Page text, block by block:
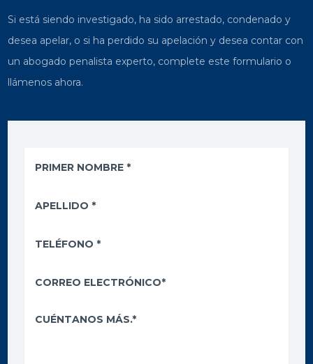
Si está siendo investigado, ha sido arrestado, condenado y
desea apelar, o si ha perdido su apelación y desea contar con
un abogado penalista experto, complete este formulario o
llámenos ahora.